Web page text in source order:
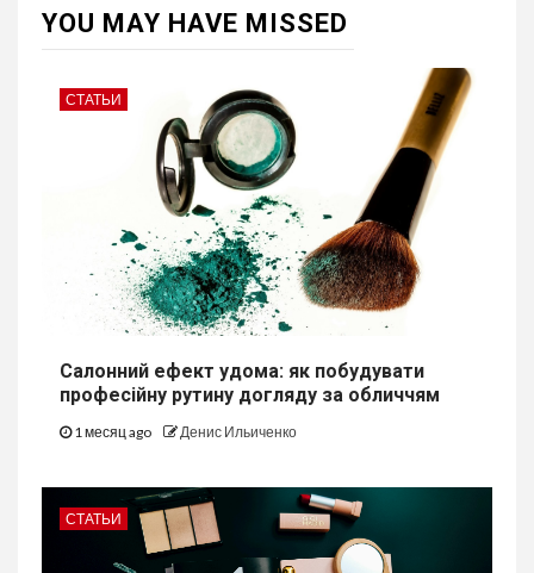
YOU MAY HAVE MISSED
СТАТЬИ
Салонний ефект удома: як побудувати
професійну рутину догляду за обличчям
1 месяц ago Денис Ильиченко
СТАТЬИ